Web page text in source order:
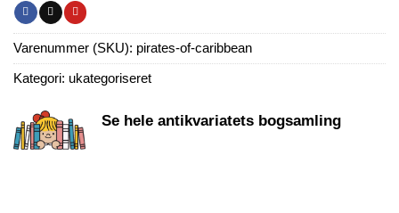
Varenummer (SKU): pirates-of-caribbean
Kategori: ukategoriseret
Se hele antikvariatets bogsamling